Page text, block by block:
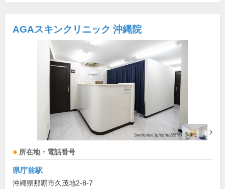
AGAスキンクリニック 沖縄院
所在地・電話番号
県庁前駅
沖縄県那覇市久茂地2-8-7